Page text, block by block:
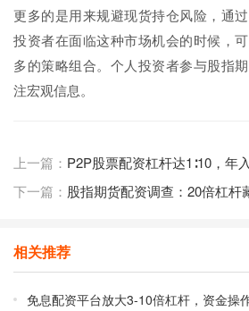
更多的是用来规避现货持仓风险，通过
投资者在面临这种市场机会的时候，
多的策略组合。个人投资者参与股指
注宏观信息。
上一篇： P2P股票配资杠杆达1∶10，年
下一篇： 股指期货配资调查：20倍杠杆藏风险，
相关推荐
免息配资平台放大3-10倍杠杆，资金操